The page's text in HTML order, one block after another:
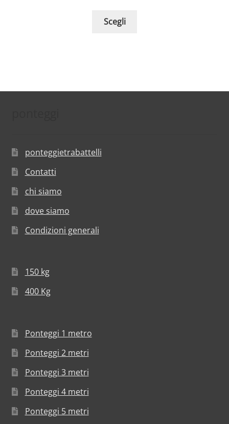
Scegli
ponteggietrabattelli
Contatti
chi siamo
dove siamo
Condizioni generali
150 kg
400 Kg
Ponteggi 1 metro
Ponteggi 2 metri
Ponteggi 3 metri
Ponteggi 4 metri
Ponteggi 5 metri